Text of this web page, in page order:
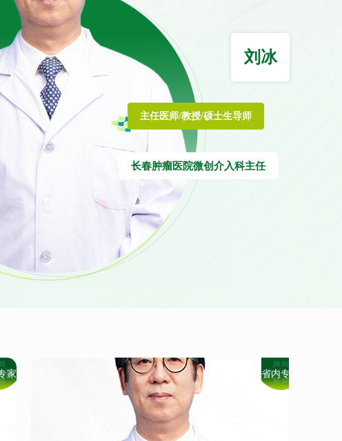
肺、肝、肾、胰腺、骨肿瘤的消融治疗
食管、气管、肠道、胆道的支架置入治疗
肺、肝、肾、胰腺、骨等肿瘤的粒子植入治疗
脑血管造影检查及相应出血动脉栓塞
支气管动脉造影及栓塞
刘冰
主任医师/教授/硕士生导师
长春肿瘤医院微创介入科主任
省内专家